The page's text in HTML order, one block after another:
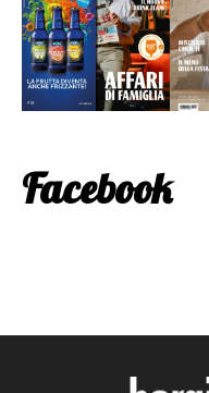
Facebook